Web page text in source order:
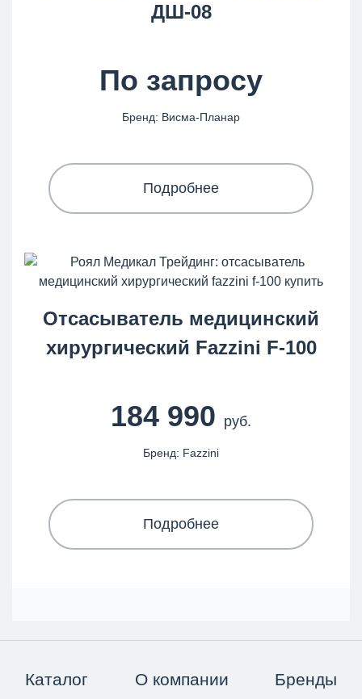
ДШ-08
По запросу
Бренд: Висма-Планар
Подробнее
Отсасыватель медицинский
хирургический Fazzini F-100
184 990 руб.
Бренд: Fazzini
Подробнее
Каталог О компании Бренды